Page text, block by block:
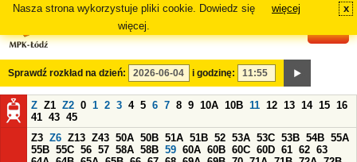
Nasza strona wykorzystuje pliki cookie. Dowiedz się
więcej.
więcej x
Sprawdź rozkład na dzień: i godzinę:
Z Z1 Z2 0 1 2 3 4 5 6 7 8 9 10A 10B 11 12 13 14 15 16
41 43 45
Z3 Z6 Z13 Z43 50A 50B 51A 51B 52 53A 53C 53B 54B 55A
55B 55C 56 57 58A 58B 59 60A 60B 60C 60D 61 62 63